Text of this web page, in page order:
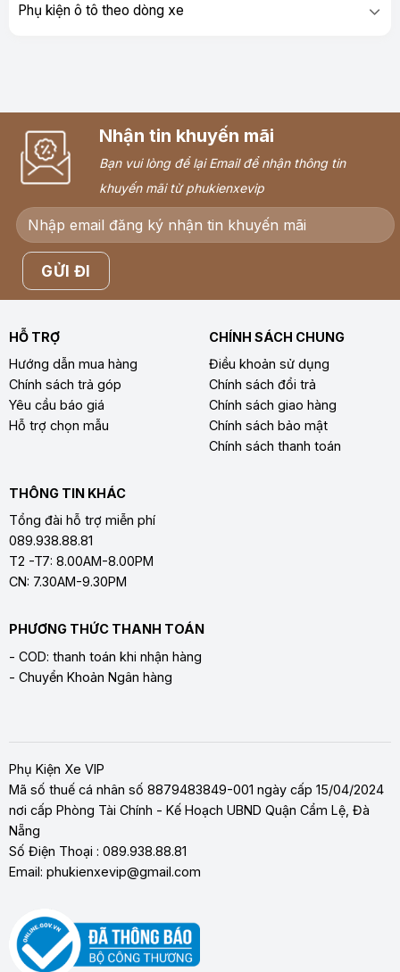
Phụ kiện ô tô theo dòng xe
Nhận tin khuyến mãi
Bạn vui lòng để lại Email để nhận thông tin
khuyến mãi từ phukienxevip
HỖ TRỢ
Hướng dẫn mua hàng
Chính sách trả góp
Yêu cầu báo giá
Hỗ trợ chọn mẫu
CHÍNH SÁCH CHUNG
Điều khoản sử dụng
Chính sách đổi trả
Chính sách giao hàng
Chính sách bảo mật
Chính sách thanh toán
THÔNG TIN KHÁC
Tổng đài hỗ trợ miễn phí
089.938.88.81
T2 -T7: 8.00AM-8.00PM
CN: 7.30AM-9.30PM
PHƯƠNG THỨC THANH TOÁN
- COD: thanh toán khi nhận hàng
- Chuyển Khoản Ngân hàng
Phụ Kiện Xe VIP
Mã số thuế cá nhân số 8879483849-001 ngày cấp 15/04/2024
nơi cấp Phòng Tài Chính - Kế Hoạch UBND Quận Cẩm Lệ, Đà
Nẵng
Số Điện Thoại : 089.938.88.81
Email: phukienxevip@gmail.com